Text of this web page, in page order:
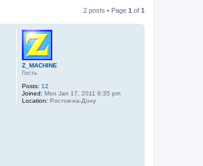
2 posts • Page 1 of 1
Z_MACHINE
Гость
Posts: 12
Joined: Mon Jan 17, 2011 8:35 pm
Location: Ростов-на-Дону